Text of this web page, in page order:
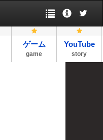
ゲーム
game
YouTube
story